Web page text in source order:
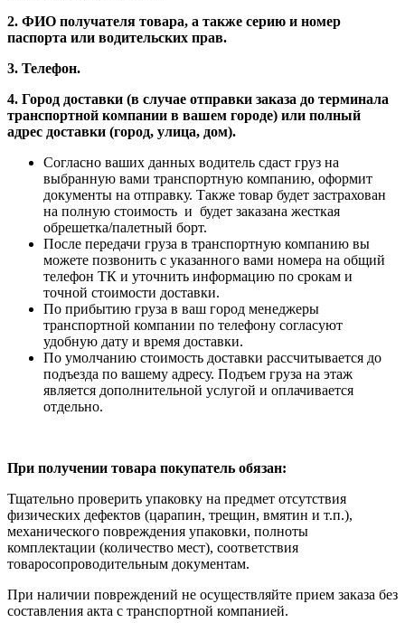
2. ФИО получателя товара, а также серию и номер
паспорта или водительских прав.
3. Телефон.
4. Город доставки (в случае отправки заказа до терминала
транспортной компании в вашем городе) или полный
адрес доставки (город, улица, дом).
Согласно ваших данных водитель сдаст груз на
выбранную вами транспортную компанию, оформит
документы на отправку. Также товар будет застрахован
на полную стоимость и будет заказана жесткая
обрешетка/палетный борт.
После передачи груза в транспортную компанию вы
можете позвонить с указанного вами номера на общий
телефон ТК и уточнить информацию по срокам и
точной стоимости доставки.
По прибытию груза в ваш город менеджеры
транспортной компании по телефону согласуют
удобную дату и время доставки.
По умолчанию стоимость доставки рассчитывается до
подъезда по вашему адресу. Подъем груза на этаж
является дополнительной услугой и оплачивается
отдельно.
При получении товара покупатель обязан:
Тщательно проверить упаковку на предмет отсутствия
физических дефектов (царапин, трещин, вмятин и т.п.),
механического повреждения упаковки, полноты
комплектации (количество мест), соответствия
товаросопроводительным документам.
При наличии повреждений не осуществляйте прием заказа без
составления акта с транспортной компанией.